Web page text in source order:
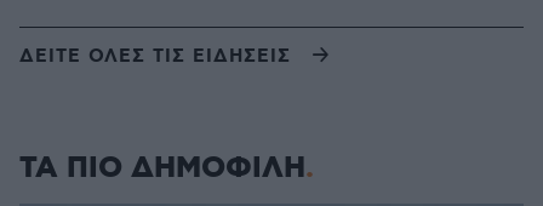
ΔΕΙΤΕ ΟΛΕΣ ΤΙΣ ΕΙΔΗΣΕΙΣ
ΤΑ ΠΙΟ ΔΗΜΟΦΙΛΗ